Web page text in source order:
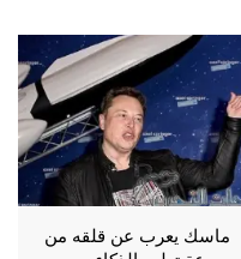
ماسك يعرب عن قلقه من